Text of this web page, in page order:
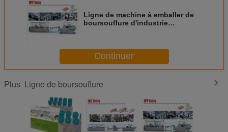
Ligne de machine à emballer de
boursouflure d'industrie
Continuer
Plus Ligne de boursouflure